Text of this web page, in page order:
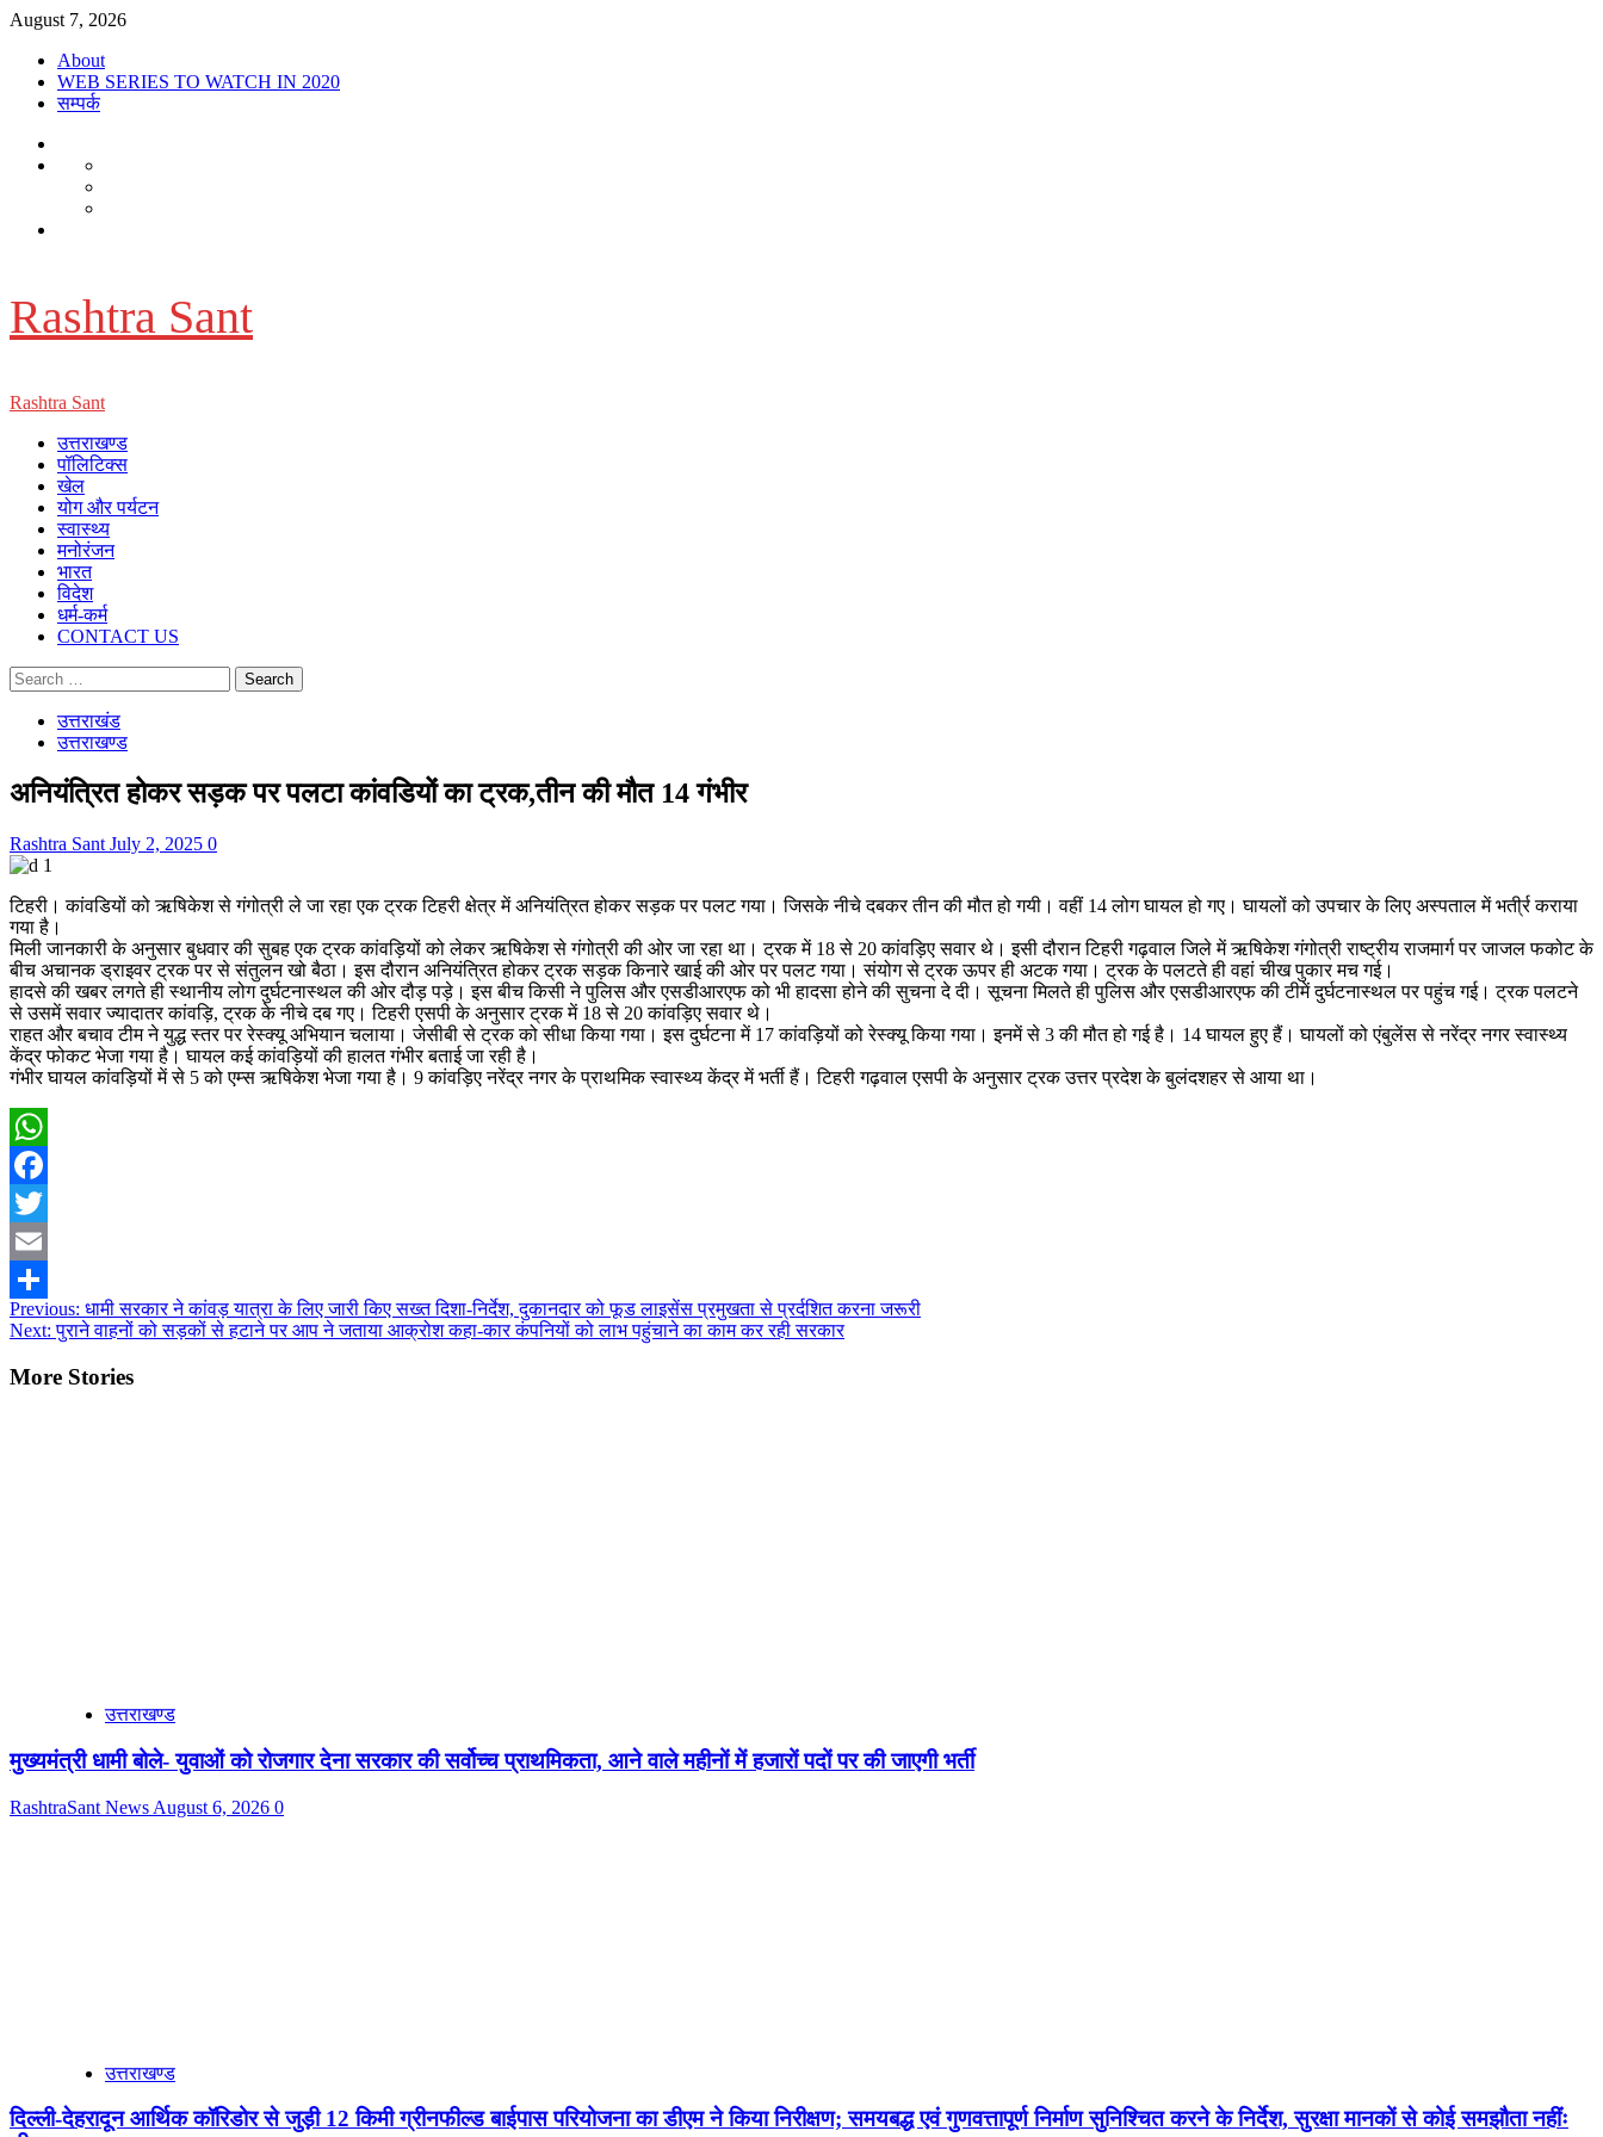
Skip
content
August 7, 2026
About
WEB SERIES TO WATCH IN 2020
सम्पर्क
WEB
SERIES
Rashtra Sant
Primary
Rashtra Sant
उत्तराखण्ड
पॉलिटिक्स
खेल
योग और पर्यटन
स्वास्थ्य
मनोरंजन
भारत
विदेश
धर्म-कर्म
CONTACT US
Search
for:
उत्तराखंड
उत्तराखण्ड
अनियंत्रित होकर सड़क पर पलटा कांवडियों का ट्रक,तीन की मौत 14 गंभीर
Rashtra Sant July 2, 2025 0
टिहरी। कांवडियों को ऋषिकेश से गंगोत्री ले जा रहा एक ट्रक टिहरी क्षेत्र में अनियंत्रित होकर सड़क पर पलट गया। जिसके नीचे दबकर तीन की मौत हो गयी। वहीं 14 लोग घायल हो गए। घायलों को उपचार के लिए अस्पताल में भती्र्र कराया
गया है।
मिली जानकारी के अनुसार बुधवार की सुबह एक ट्रक कांवड़ियों को लेकर ऋषिकेश से गंगोत्री की ओर जा रहा था। ट्रक में 18 से 20 कांवड़िए सवार थे। इसी दौरान टिहरी गढ़वाल जिले में ऋषिकेश गंगोत्री राष्ट्रीय राजमार्ग पर जाजल फकोट के
बीच अचानक ड्राइवर ट्रक पर से संतुलन खो बैठा। इस दौरान अनियंत्रित होकर ट्रक सड़क किनारे खाई की ओर पर पलट गया। संयोग से ट्रक ऊपर ही अटक गया। ट्रक के पलटते ही वहां चीख पुकार मच गई।
हादसे की खबर लगते ही स्थानीय लोग दुर्घटनास्थल की ओर दौड़ पड़े। इस बीच किसी ने पुलिस और एसडीआरएफ को भी हादसा होने की सुचना दे दी। सूचना मिलते ही पुलिस और एसडीआरएफ की टीमें दुर्घटनास्थल पर पहुंच गई। ट्रक पलटने
से उसमें सवार ज्यादातर कांवड़ि, ट्रक के नीचे दब गए। टिहरी एसपी के अनुसार ट्रक में 18 से 20 कांवड़िए सवार थे।
राहत और बचाव टीम ने युद्ध स्तर पर रेस्क्यू अभियान चलाया। जेसीबी से ट्रक को सीधा किया गया। इस दुर्घटना में 17 कांवड़ियों को रेस्क्यू किया गया। इनमें से 3 की मौत हो गई है। 14 घायल हुए हैं। घायलों को एंबुलेंस से नरेंद्र नगर स्वास्थ्य
केंद्र फोकट भेजा गया है। घायल कई कांवड़ियों की हालत गंभीर बताई जा रही है।
गंभीर घायल कांवड़ियों में से 5 को एम्स ऋषिकेश भेजा गया है। 9 कांवड़िए नरेंद्र नगर के प्राथमिक स्वास्थ्य केंद्र में भर्ती हैं। टिहरी गढ़वाल एसपी के अनुसार ट्रक उत्तर प्रदेश के बुलंदशहर से आया था।
WhatsApp
Facebook
Twitter
Email
Share
Post
navigation
Previous: धामी सरकार ने कांवड़ यात्रा के लिए जारी किए सख्त दिशा-निर्देश, दुकानदार को फूड लाइसेंस प्रमुखता से प्रर्दशित करना जरूरी
Next:पुराने वाहनों को सड़कों से हटाने पर आप ने जताया आक्रोश कहा-कार कंपनियों को लाभ पहुंचाने का काम कर रही सरकार
More Stories
उत्तराखण्ड
मुख्यमंत्री धामी बोले- युवाओं को रोजगार देना सरकार की सर्वोच्च प्राथमिकता, आने वाले महीनों में हजारों पदों पर की जाएगी भर्ती
RashtraSant News August 6, 2026 0
उत्तराखण्ड
दिल्ली-देहरादून आर्थिक कॉरिडोर से जुड़ी 12 किमी ग्रीनफील्ड बाईपास परियोजना का डीएम ने किया निरीक्षण; समयबद्ध एवं गुणवत्तापूर्ण निर्माण सुनिश्चित करने के निर्देश, सुरक्षा मानकों से कोई समझौता नहींः